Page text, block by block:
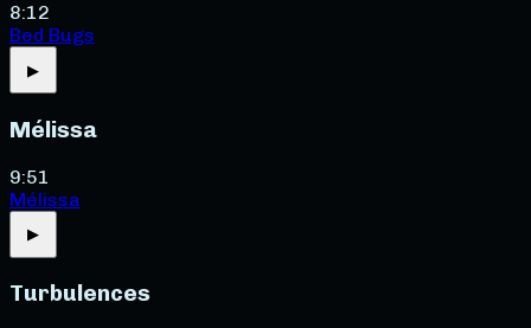
8:12
Bed Bugs
▶
Mélissa
9:51
Mélissa
▶
Turbulences